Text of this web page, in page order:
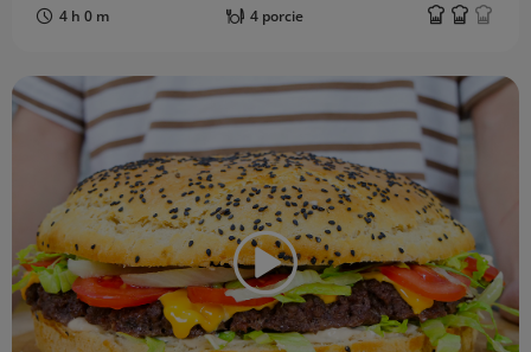
4 h 0 m 4 porcie